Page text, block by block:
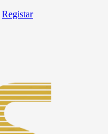
Registar